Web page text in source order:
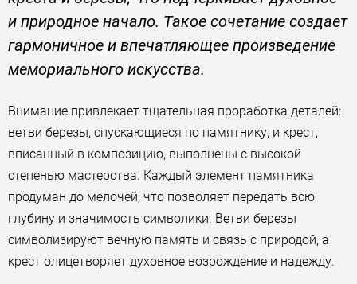
и природное начало. Такое сочетание создает
гармоничное и впечатляющее произведение
мемориального искусства.
Внимание привлекает тщательная проработка деталей:
ветви березы, спускающиеся по памятнику, и крест,
вписанный в композицию, выполнены с высокой
степенью мастерства. Каждый элемент памятника
продуман до мелочей, что позволяет передать всю
глубину и значимость символики. Ветви березы
символизируют вечную память и связь с природой, а
крест олицетворяет духовное возрождение и надежду.